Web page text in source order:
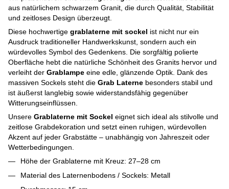
aus natürlichem schwarzem Granit, die durch Qualität, Stabilität
und zeitloses Design überzeugt.
Diese hochwertige grablaterne mit sockel ist nicht nur ein
Ausdruck traditioneller Handwerkskunst, sondern auch ein
würdevolles Symbol des Gedenkens. Die sorgfältig polierte
Oberfläche hebt die natürliche Schönheit des Granits hervor und
verleiht der Grablampe eine edle, glänzende Optik. Dank des
massiven Sockels steht die Grab Laterne besonders stabil und
ist äußerst langlebig sowie widerstandsfähig gegenüber
Witterungseinflüssen.
Unsere Grablaterne mit Sockel eignet sich ideal als stilvolle und
zeitlose Grabdekoration und setzt einen ruhigen, würdevollen
Akzent auf jeder Grabstätte – unabhängig von Jahreszeit oder
Wetterbedingungen.
Höhe der Grablaterne mit Kreuz: 27–28 cm
Material des Laternenbodens / Sockels: Metall